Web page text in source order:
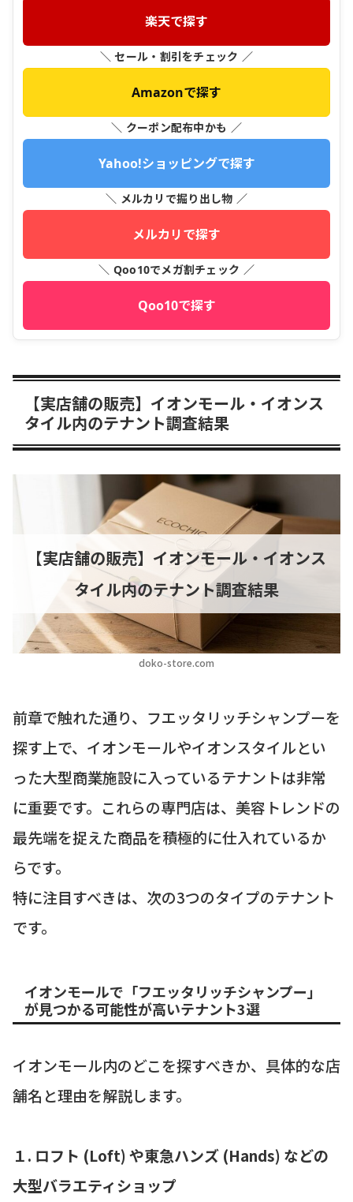
楽天で探す
＼ セール・割引をチェック ／
Amazonで探す
＼ クーポン配布中かも ／
Yahoo!ショッピングで探す
＼ メルカリで掘り出し物 ／
メルカリで探す
＼ Qoo10でメガ割チェック ／
Qoo10で探す
【実店舗の販売】イオンモール・イオンス
タイル内のテナント調査結果
doko-store.com
【実店舗の販売】イオンモール・イオンス
タイル内のテナント調査結果
前章で触れた通り、フエッタリッチシャンプーを
探す上で、イオンモールやイオンスタイルとい
った大型商業施設に入っているテナントは非常
に重要です。これらの専門店は、美容トレンドの
最先端を捉えた商品を積極的に仕入れているか
らです。
特に注目すべきは、次の3つのタイプのテナント
です。
イオンモールで「フエッタリッチシャンプー」
が見つかる可能性が高いテナント3選
イオンモール内のどこを探すべきか、具体的な店
舗名と理由を解説します。
１. ロフト (Loft) や東急ハンズ (Hands) などの
大型バラエティショップ